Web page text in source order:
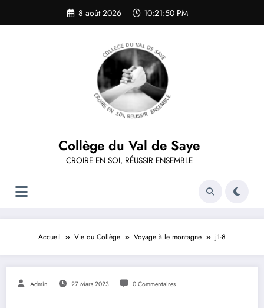
contenu
8 août 2026 10:21:50 PM
Collège du Val de Saye
CROIRE EN SOI, RÉUSSIR ENSEMBLE
Accueil Vie du Collège Voyage à le montagne j1-8
Admin 27 Mars 2023 0 Commentaires